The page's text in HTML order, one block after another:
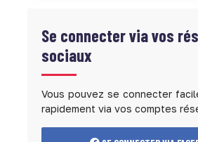
Se connecter via vos
sociaux
Vous pouvez se connecter
rapidement via vos comptes